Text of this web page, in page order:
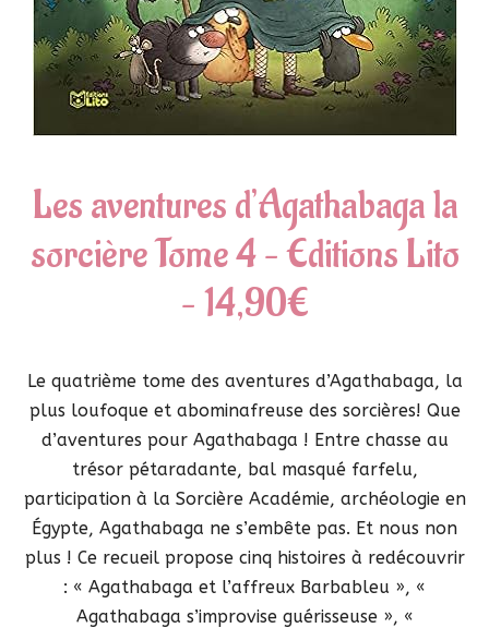
Les aventures d’Agathabaga la
sorcière Tome 4 – Editions Lito
– 14,90€
Le quatrième tome des aventures d’Agathabaga, la
plus loufoque et abominafreuse des sorcières! Que
d’aventures pour Agathabaga ! Entre chasse au
trésor pétaradante, bal masqué farfelu,
participation à la Sorcière Académie, archéologie en
Égypte, Agathabaga ne s’embête pas. Et nous non
plus ! Ce recueil propose cinq histoires à redécouvrir
: « Agathabaga et l’affreux Barbableu », «
Agathabaga s’improvise guérisseuse », «